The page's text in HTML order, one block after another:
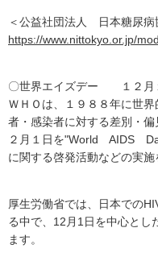
＜公益社団法人 日本糖尿
https://www.nittokyo.or.jp/
〇世界エイズデー １２月
ＷＨＯは、１９８８年に世
者・感染者に対する差別・
２月１日を"World AIDS
に関する啓発活動などの実施
厚生労働省では、日本での
る中で、12月1日を中心とし
ます。